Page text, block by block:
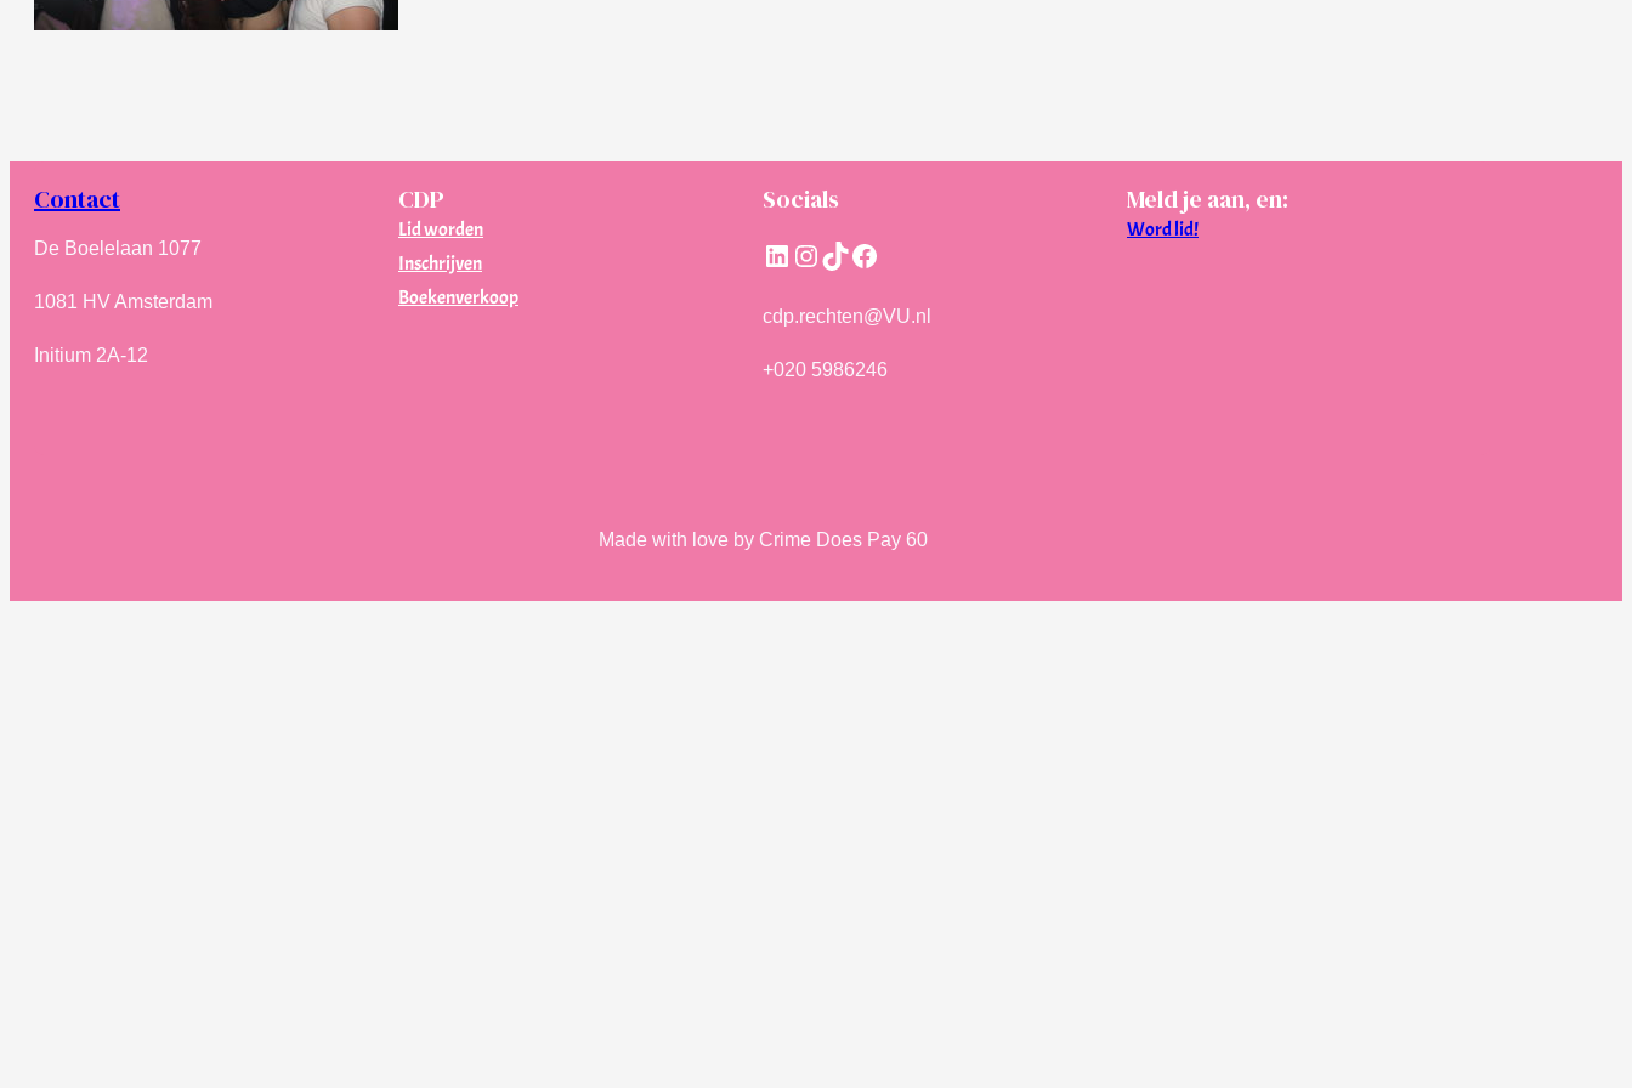
Contact
De Boelelaan 1077
1081 HV Amsterdam
Initium 2A-12
CDP
Lid worden
Inschrijven
Boekenverkoop
Socials
LinkedIn
Instagram
TikTokFacebook
cdp.rechten@VU.nl
+020 5986246
Meld je aan, en:
Word lid!
Made with love by Crime Does Pay 60